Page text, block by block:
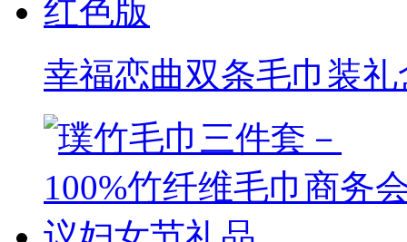
幸福恋曲双条毛巾装